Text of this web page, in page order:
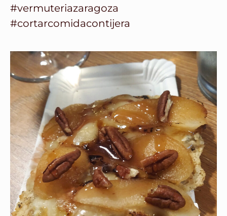
#vermuteriazaragoza
#cortarcomidacontijera